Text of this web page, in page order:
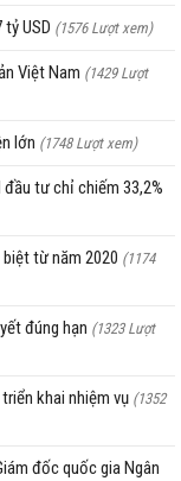
USD (1576 Lượt xem)
Việt Nam (1429 Lượt
lớn (1748 Lượt xem)
tư chỉ chiếm 33,2%
từ năm 2020 (1174
đúng hạn (1323 Lượt
khai nhiệm vụ (1352
đốc quốc gia Ngân